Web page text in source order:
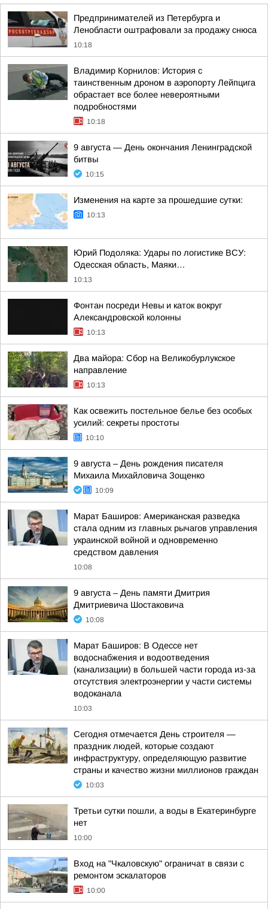
Предпринимателей из Петербурга и
Ленобласти оштрафовали за продажу снюса
10:18
Владимир Корнилов: История с
таинственным дроном в аэропорту Лейпцига
обрастает все более невероятными
подробностями
10:18
9 августа — День окончания Ленинградской
битвы
10:15
Изменения на карте за прошедшие сутки:
10:13
Юрий Подоляка: Удары по логистике ВСУ:
Одесская область, Маяки…
10:13
Фонтан посреди Невы и каток вокруг
Александровской колонны
10:13
Два майора: Сбор на Великобурлукское
направление
10:13
Как освежить постельное белье без особых
усилий: секреты простоты
10:10
9 августа – День рождения писателя
Михаила Михайловича Зощенко
10:09
Марат Баширов: Американская разведка
стала одним из главных рычагов управления
украинской войной и одновременно
средством давления
10:08
9 августа – День памяти Дмитрия
Дмитриевича Шостаковича
10:08
Марат Баширов: В Одессе нет
водоснабжения и водоотведения
(канализации) в большей части города из-за
отсутствия электроэнергии у части системы
водоканала
10:03
Сегодня отмечается День строителя —
праздник людей, которые создают
инфраструктуру, определяющую развитие
страны и качество жизни миллионов граждан
10:03
Третьи сутки пошли, а воды в Екатеринбурге
нет
10:00
Вход на "Чкаловскую" ограничат в связи с
ремонтом эскалаторов
10:00